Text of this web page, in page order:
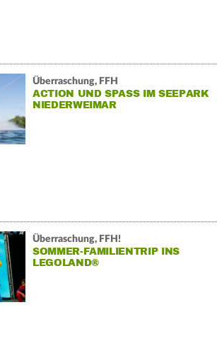
Überraschung, FFH
ACTION UND SPASS IM SEEPARK N
IEDERWEIMAR
Überraschung, FFH!
SOMMER-FAMILIENTRIP INS
LEGOLAND®